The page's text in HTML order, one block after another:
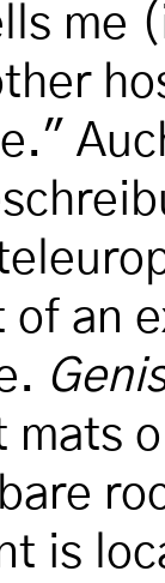
me
of an
mats
is